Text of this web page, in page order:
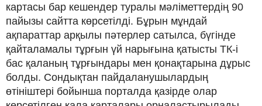
картасы бар кешендер туралы мәліметтердің 90
пайызы сайтта көрсетілді. Бұрын мұндай
ақпараттар арқылы пәтерлер сатылса, бүгінде
қайталамалы тұрғын үй нарығына қатысты ТК-і
бас қаланың тұрғындары мен қонақтарына дұрыс
болды. Сондықтан пайдаланушылардың
өтініштері бойынша порталда қазірде олар